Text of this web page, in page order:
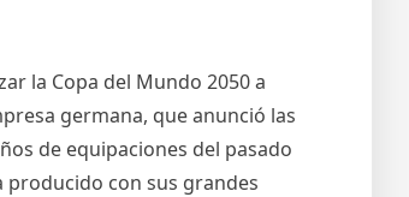
la Copa del Mundo 2050 a
germana, que anunció las
de equipaciones del pasado
producido con sus grandes